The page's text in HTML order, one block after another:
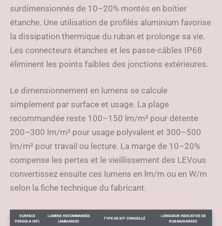
surdimensionnés de 10–20% montés en boîtier
étanche. Une utilisation de profilés aluminium favorise
la dissipation thermique du ruban et prolonge sa vie.
Les connecteurs étanches et les passe-câbles IP68
éliminent les points faibles des jonctions extérieures.
Le dimensionnement en lumens se calcule
simplement par surface et usage. La plage
recommandée reste 100–150 lm/m² pour détente
200–300 lm/m² pour usage polyvalent et 300–500
lm/m² pour travail ou lecture. La marge de 10–20%
compense les pertes et le vieillissement des LEVous
convertissez ensuite ces lumens en lm/m ou en W/m
selon la fiche technique du fabricant.
SURFACE
PERGOLA (M²)
LUMENS RECOMMANDÉS
(AMBIANCE)
TYPE DE KIT CONSEILLÉ
LONGUEUR INDICATIVE DE
RUBAN/BARRES